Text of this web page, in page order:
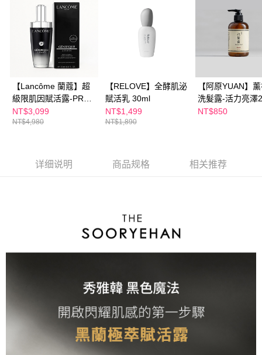
1. 初次使用 AFTEE 時，將依認證結果及本公司審查結果，核予每個人不同
2. 結帳金額須大於NT$30
3. 目前僅支援台灣會員
三、聲明條款
「AFTEE先享後付」(下稱本服務)乃由恩沛科技股份有限公司(下稱 AFTEE )
所提供，並由 AFTEE 向您收取款項。因使用本服務所須提供之個人資料(包
含但不限於訂購人姓名、電話，收件人姓名、電話、收件地址)，將交付予
AFTEE 於本服務必要服務範圍內運用。關於 AFTEE 對於個人資料之蒐集、
處理、利用，詳參 AFTEE 官網之『個人資料蒐集、處理及利用告知聲明』
（https://aftee.tw/privacypolicy/）。
AFTEE。
7-11付款取貨
每笔NT$100，满NT$600(含以上)免运费
付款後7-11取貨
每笔NT$100，满NT$600(含以上)免运费
宅配
每笔NT$100，满NT$600(含以上)免运费
離島配送
【Lancôme 蘭蔻】超
級限肌因賦活露-PRO
100ml
NT$3,099
NT$4,980
【RELOVE】全酵肌泌
賦活乳 30ml
NT$1,499
NT$1,890
【阿原YUAN】
洗髮露-活力亮澤
NT$850
详细说明 商品规格 相关推荐